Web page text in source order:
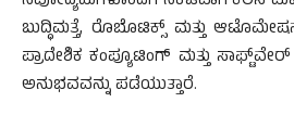
ಬುದ್ಧಿಮತ್ತೆ, ರೊಬೊಟಿಕ್ಸ್ ಮತ್ತು
ಪ್ರಾದೇಶಿಕ ಕಂಪ್ಯೂಟಿಂಗ್ ಮತ್ತು
ಅನುಭವವನ್ನು ಪಡೆಯುತ್ತಾರೆ.